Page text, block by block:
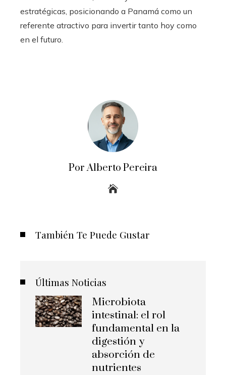
estratégicas, posicionando a Panamá como un
referente atractivo para invertir tanto hoy como
en el futuro.
Por Alberto Pereira
También Te Puede Gustar
Últimas Noticias
Microbiota
intestinal: el rol
fundamental en la
digestión y
absorción de
nutrientes